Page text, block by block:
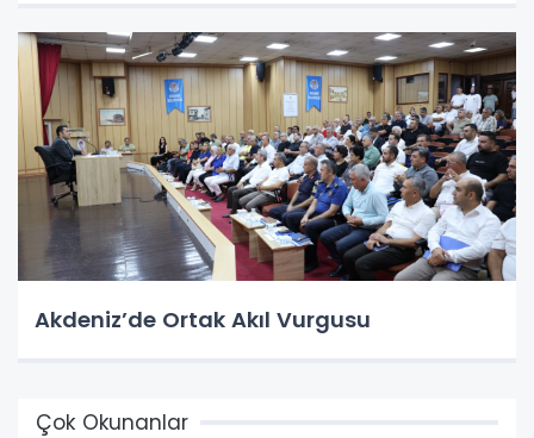
Akdeniz’de Ortak Akıl Vurgusu
Çok Okunanlar